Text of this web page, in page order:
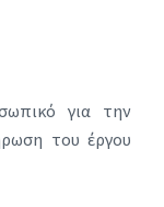
για την
του έργου